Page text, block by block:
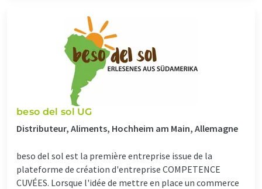
beso del sol UG
Distributeur, Aliments, Hochheim am Main, Allemagne
beso del sol est la première entreprise issue de la
plateforme de création d'entreprise COMPETENCE
CUVÉES. Lorsque l'idée de mettre en place un commerce